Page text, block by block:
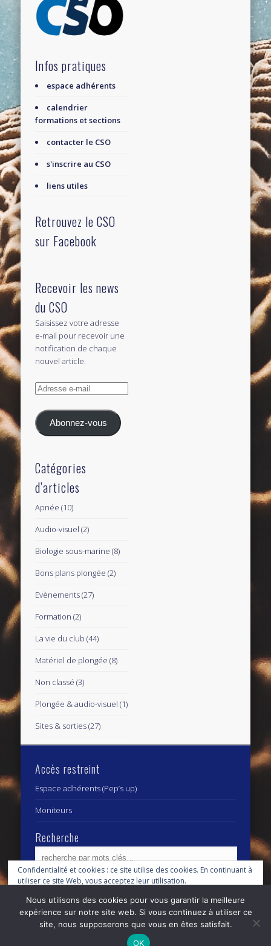
Infos pratiques
espace adhérents
calendrier
formations et sections
contacter le CSO
s'inscrire au CSO
liens utiles
Retrouvez le CSO
sur Facebook
Recevoir les news
du CSO
Saisissez votre adresse
e-mail pour recevoir une
notification de chaque
nouvel article.
Adresse
mail
Abonnez-vous
Catégories
d’articles
Apnée (10)
Audio-visuel (2)
Biologie sous-marine (8)
Bons plans plongée (2)
Evènements(27)
Formation (2)
La vie du club (44)
Matériel de plongée (8)
Non classé (3)
Plongée & audio-visuel (1)
Sites & sorties(27)
Accès restreint
Espace adhérents (Pep’s up)
Moniteurs
Recherche
Archives
Archives
© 2026 Centre Subaquatique Orléanais - club fédéral
Confidentialité et cookies : ce site utilise des cookies. En continuant à
utiliser ce site Web, vous acceptez leur utilisation.
Pour en savoir plus, notamment sur la façon de contrôler les cookies,
consultez :Politique relative aux cookies
Nous utilisons des cookies pour vous garantir la meilleure
expérience sur notre site web. Si vous continuez à utiliser ce
site, nous supposerons que vous en êtes satisfait.
OK